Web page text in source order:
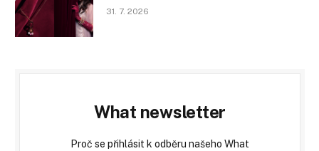
31. 7. 2026
What newsletter
Proč se přihlásit k odběru našeho What